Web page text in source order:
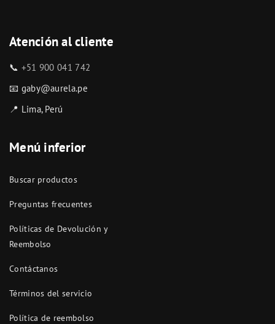
Atención al cliente
📞 +51 900 041 742
📧 gaby@aurela.pe
📍 Lima, Perú
Menú inferior
Buscar productos
Preguntas frecuentes
Políticas de Devolución y
Reembolso
Contáctanos
Términos del servicio
Política de reembolso